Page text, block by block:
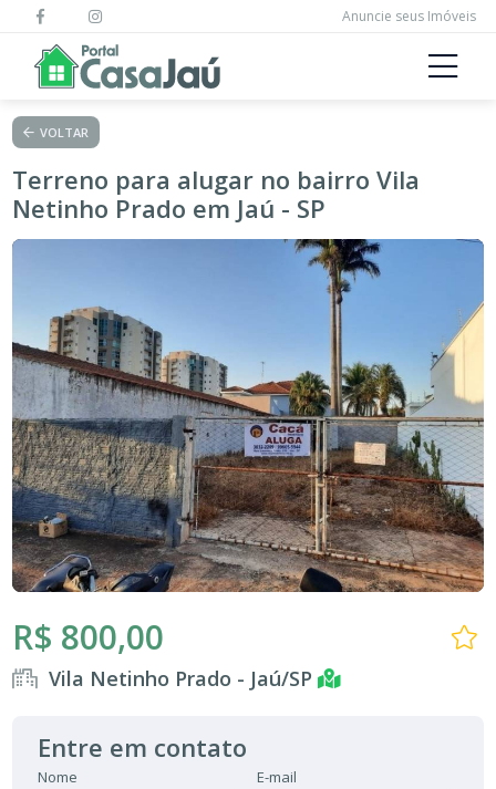
Anuncie seus Imóveis
VOLTAR
Terreno para alugar no bairro Vila
Netinho Prado em Jaú - SP
R$ 800,00
Vila Netinho Prado - Jaú/SP
Entre em contato
Nome E-mail